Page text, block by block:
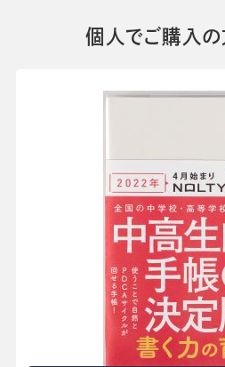
個人でご購入の